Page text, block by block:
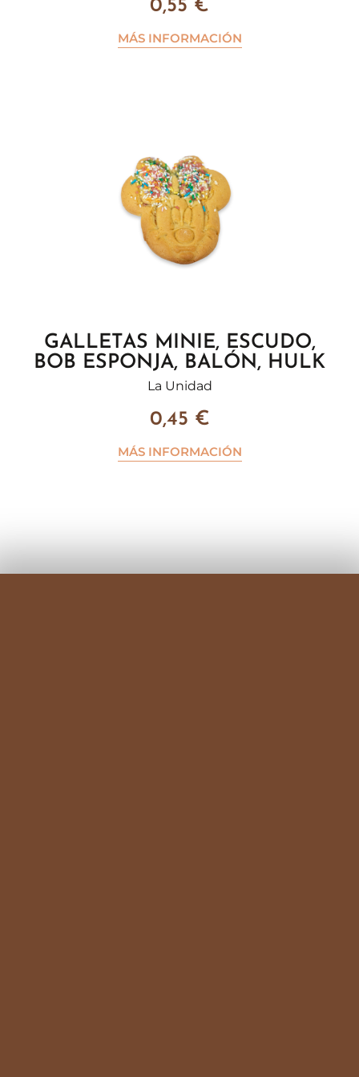
0,55 €
MÁS INFORMACIÓN
GALLETAS MINIE, ESCUDO,
BOB ESPONJA, BALÓN, HULK
La Unidad
0,45 €
MÁS INFORMACIÓN